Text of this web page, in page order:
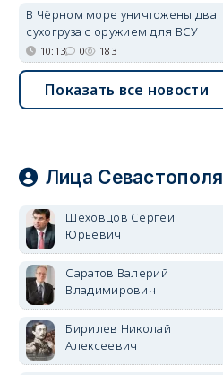
В Чёрном море уничтожены два
сухогруза с оружием для ВСУ
10:13 0 183
Показать все новости
Лица Севастополя
Шеховцов Сергей
Юрьевич
Саратов Валерий
Владимирович
Бирилев Николай
Алексеевич